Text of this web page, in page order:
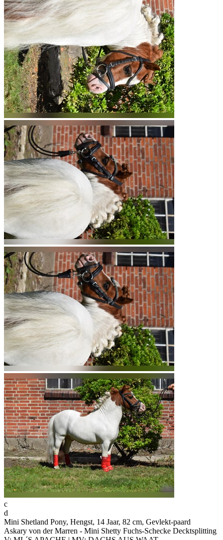
c
d
Mini Shetland Pony, Hengst, 14 Jaar, 82 cm, Gevlekt-paard
Askary von der Marren - Mini Shetty Fuchs-Schecke Decktsplitting